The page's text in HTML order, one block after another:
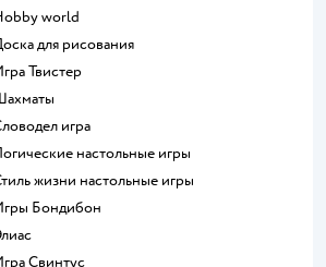
Hobby world
Доска для рисования
Игра Твистер
Шахматы
Словодел игра
Логические настольные игры
Стиль жизни настольные игры
Игры Бондибон
Элиас
Игра Свинтус